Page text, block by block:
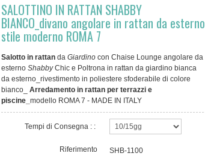
SALOTTINO IN RATTAN SHABBY
BIANCO_divano angolare in rattan da esterno
stile moderno ROMA 7
Salotto in rattan daGiardinocon Chaise Lounge angolare da
esternoShabbyChic e Poltrona in rattan da giardino bianca
da esterno_rivestimento in poliestere sfoderabile di colore
bianco_Arredamento in rattan per terrazzi e
piscine_modello ROMA 7 - MADE IN ITALY
Tempi di Consegna : :
Riferimento SHB-1100